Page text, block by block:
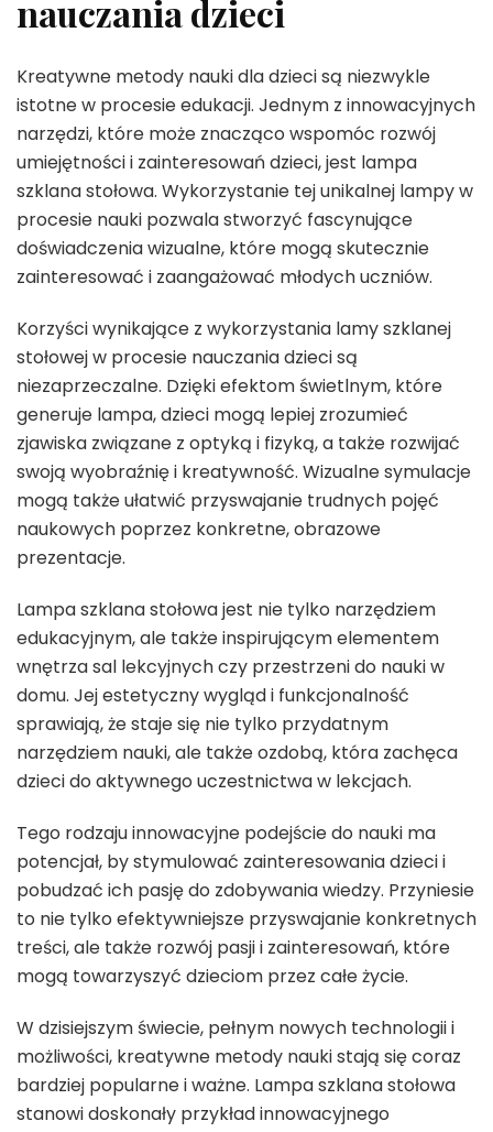
nauczania dzieci
Kreatywne metody nauki dla dzieci są niezwykle
istotne w procesie edukacji. Jednym z innowacyjnych
narzędzi, które może znacząco wspomóc rozwój
umiejętności i zainteresowań dzieci, jest lampa
szklana stołowa. Wykorzystanie tej unikalnej lampy w
procesie nauki pozwala stworzyć fascynujące
doświadczenia wizualne, które mogą skutecznie
zainteresować i zaangażować młodych uczniów.
Korzyści wynikające z wykorzystania lamy szklanej
stołowej w procesie nauczania dzieci są
niezaprzeczalne. Dzięki efektom świetlnym, które
generuje lampa, dzieci mogą lepiej zrozumieć
zjawiska związane z optyką i fizyką, a także rozwijać
swoją wyobraźnię i kreatywność. Wizualne symulacje
mogą także ułatwić przyswajanie trudnych pojęć
naukowych poprzez konkretne, obrazowe
prezentacje.
Lampa szklana stołowa jest nie tylko narzędziem
edukacyjnym, ale także inspirującym elementem
wnętrza sal lekcyjnych czy przestrzeni do nauki w
domu. Jej estetyczny wygląd i funkcjonalność
sprawiają, że staje się nie tylko przydatnym
narzędziem nauki, ale także ozdobą, która zachęca
dzieci do aktywnego uczestnictwa w lekcjach.
Tego rodzaju innowacyjne podejście do nauki ma
potencjał, by stymulować zainteresowania dzieci i
pobudzać ich pasję do zdobywania wiedzy. Przyniesie
to nie tylko efektywniejsze przyswajanie konkretnych
treści, ale także rozwój pasji i zainteresowań, które
mogą towarzyszyć dzieciom przez całe życie.
W dzisiejszym świecie, pełnym nowych technologii i
możliwości, kreatywne metody nauki stają się coraz
bardziej popularne i ważne. Lampa szklana stołowa
stanowi doskonały przykład innowacyjnego